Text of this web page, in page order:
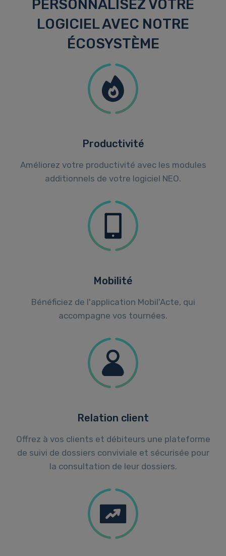
PERSONNALISEZ VOTRE
LOGICIEL AVEC NOTRE
ÉCOSYSTÈME
Productivité
Améliorez votre productivité avec les modules
additionnels de votre logiciel NEO.
Mobilité
Bénéficiez de l'application Mobil'Acte, qui
accompagne vos tournées.
Relation client
Offrez à vos clients et débiteurs une plateforme
de suivi de dossiers conviviale et sécurisée pour
la consultation de leur dossiers.